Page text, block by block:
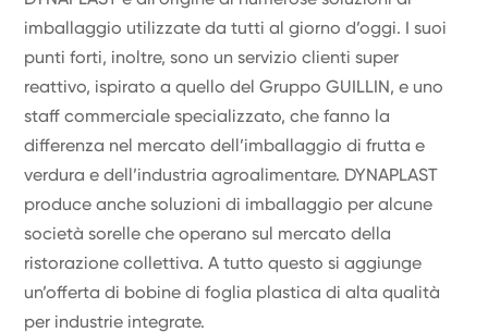
imballaggio utilizzate da tutti al giorno d’oggi. I suoi
punti forti, inoltre, sono un servizio clienti super
reattivo, ispirato a quello del Gruppo GUILLIN, e uno
staff commerciale specializzato, che fanno la
differenza nel mercato dell’imballaggio di frutta e
verdura e dell’industria agroalimentare. DYNAPLAST
produce anche soluzioni di imballaggio per alcune
società sorelle che operano sul mercato della
ristorazione collettiva. A tutto questo si aggiunge
un’offerta di bobine di foglia plastica di alta qualità
per industrie integrate.